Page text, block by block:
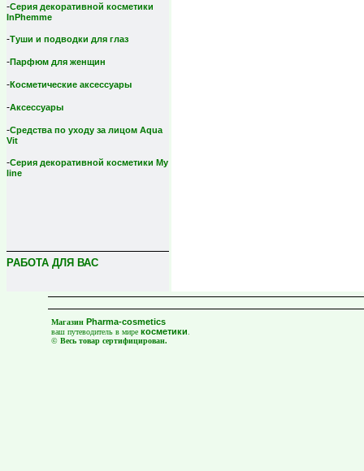
-Серия декоративной косметики
InPhemme
-Туши и подводки для глаз
-Парфюм для женщин
-Косметические аксессуары
-Аксессуары
-Средства по уходу за лицом Aqua
Vit
-Серия декоративной косметики My
line
РАБОТА ДЛЯ ВАС
Магазин Pharma-cosmetics
ваш путеводитель в мире косметики
© Весь товар сертифицирован.